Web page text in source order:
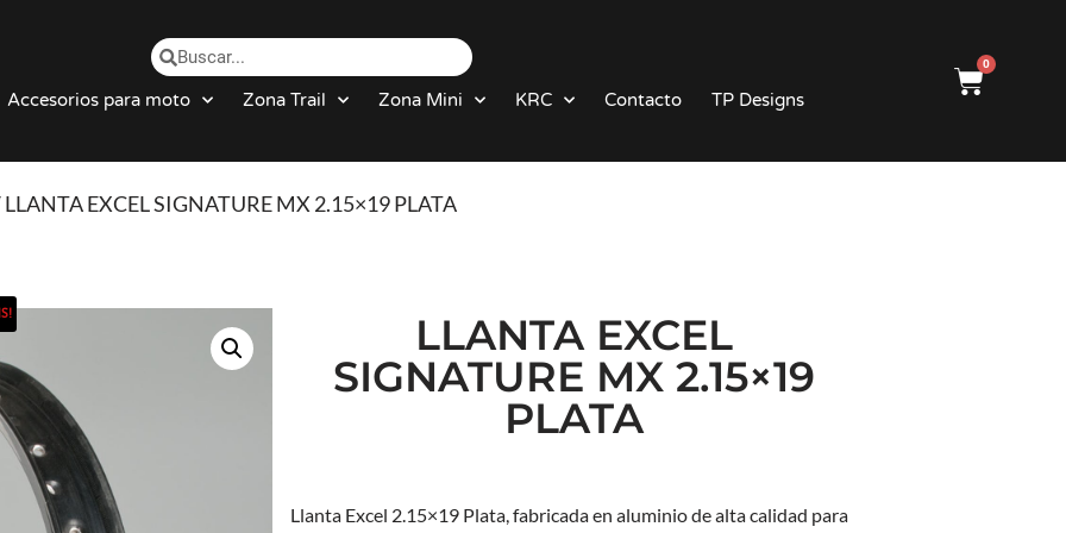
Accesorios para moto Zona Trail Zona Mini KRC Contacto TP Designs
0
EXCEL SIGNATURE MX 2.15×19 PLATA
LLANTA EXCEL
SIGNATURE MX 2.15×19
PLATA
Llanta Excel 2.15×19 Plata, fabricada en aluminio de alta calidad para